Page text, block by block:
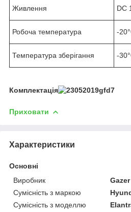
Живлення DC
Робоча температура -
Температура зберігання -
Комплектація
Приховати
Характеристики
Основні
Виробник
Gazer
Сумісність з маркою
Сумісність з моделлю